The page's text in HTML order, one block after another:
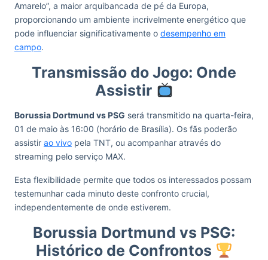
Amarelo”, a maior arquibancada de pé da Europa,
proporcionando um ambiente incrivelmente energético que
pode influenciar significativamente o desempenho em
campo.
Transmissão do Jogo: Onde
Assistir
Borussia Dortmund vs PSG será transmitido na quarta-feira,
01 de maio às 16:00 (horário de Brasília). Os fãs poderão
assistir ao vivo pela TNT, ou acompanhar através do
streaming pelo serviço MAX.
Esta flexibilidade permite que todos os interessados possam
testemunhar cada minuto deste confronto crucial,
independentemente de onde estiverem.
Borussia Dortmund vs PSG:
Histórico de Confrontos